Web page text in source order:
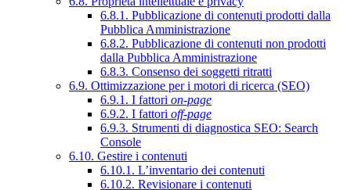
6.8.1. Pubblicazione di contenuti prodotti dalla
Pubblica Amministrazione
6.8.2. Pubblicazione di contenuti non prodotti
dalla Pubblica Amministrazione
6.8.3. Consenso dei soggetti ritratti
6.9. Ottimizzazione per i motori di ricerca (SEO)
6.9.1. I fattori on-page
6.9.2. I fattori off-page
6.9.3. Strumenti di diagnostica SEO: Search
Console
6.10. Gestire i contenuti
6.10.1. L’inventario dei contenuti
6.10.2. Revisionare i contenuti